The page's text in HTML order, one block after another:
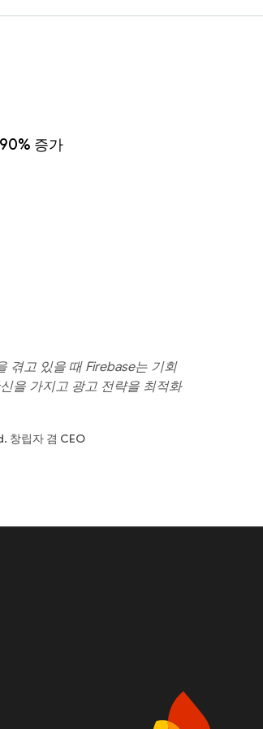
증가
겪고 있을 때 Firebase는 기회
을 가지고 광고 전략을 최적화
창립자 겸 CEO